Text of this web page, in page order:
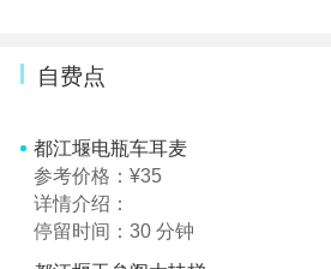
D4 黄龙保险 10 元/人
D4 黄龙观光车 20 元/人 景区观光车
协助游客公众号实名制购买，不保证
D5 峨眉山观光车 一进 90 元/人二进
D5 峨眉山耳麦 20 元/人
自费点
都江堰电瓶车耳麦
参考价格：¥35
详情介绍：
停留时间：30 分钟